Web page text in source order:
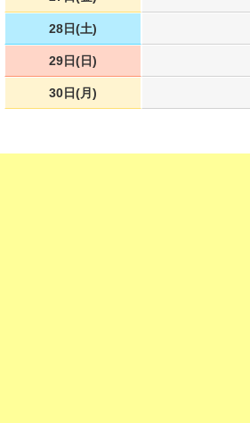
28日(土)
29日(日)
30日(月)